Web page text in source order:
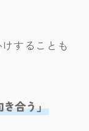
することも
き合う」